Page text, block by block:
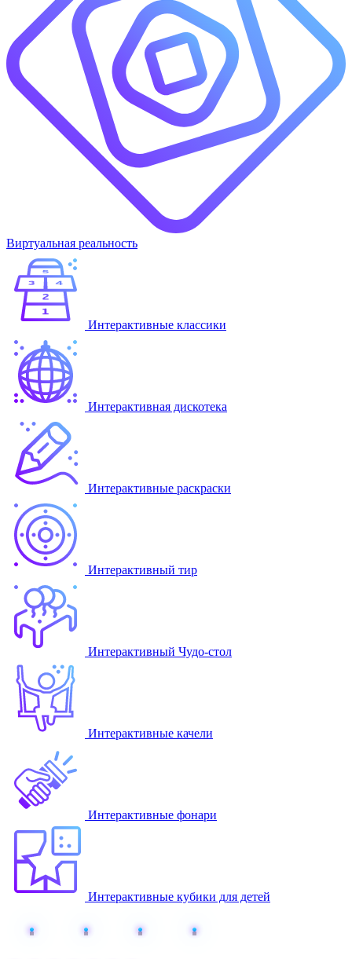
Виртуальная реальность
Интерактивные классики
Интерактивная дискотека
Интерактивные раскраски
Интерактивный тир
Интерактивный Чудо-стол
Интерактивные качели
Интерактивные фонари
Интерактивные кубики для детей